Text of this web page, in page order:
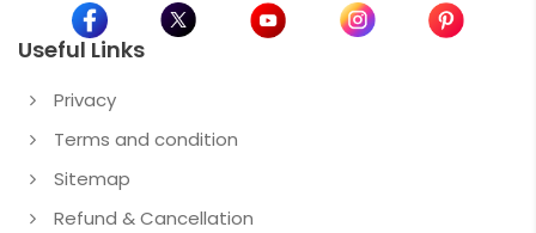
Useful Links
Privacy
Terms and condition
Sitemap
Refund & Cancellation